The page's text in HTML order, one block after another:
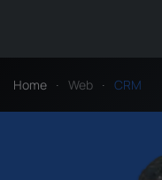
Home Web CRM